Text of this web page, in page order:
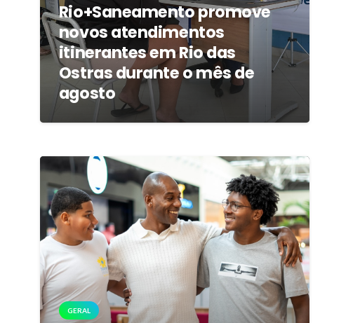
Rio+Saneamento promove
novos atendimentos
itinerantes em Rio das
Ostras durante o mês de
agosto
GERAL